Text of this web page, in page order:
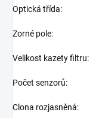
Optická třída:
Zorné pole:
Velikost kazety filtru:
Počet senzorů:
Clona rozjasněná: